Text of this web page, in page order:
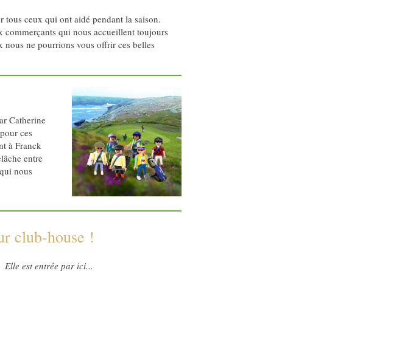
ceux qui ont aidé pendant la saison.
commerçants qui nous accueillent toujours
nous ne pourrions vous offrir ces belles
Catherine
pour ces
à Franck
entre
nous
club-house !
Elle est entrée par ici...